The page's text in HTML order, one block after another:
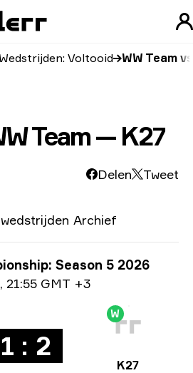
Voltooid WW Team
Team — K27
Delen Tweet
Archief
Season 5 2026
, 21:55 GMT +3
1 : 2
W
K27